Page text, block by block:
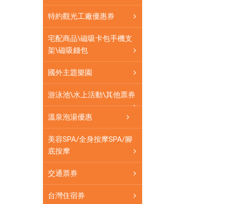
餐
券
應
特約觀光工廠優惠券
宅配商品\磁吸卡包手機支
架\磁吸錢包
國外主題樂園
游泳池\水上活動\其他票券
溫泉泡湯優惠
美容SPA/全身按摩SPA/腳
底按摩
交通票券
台灣住宿券